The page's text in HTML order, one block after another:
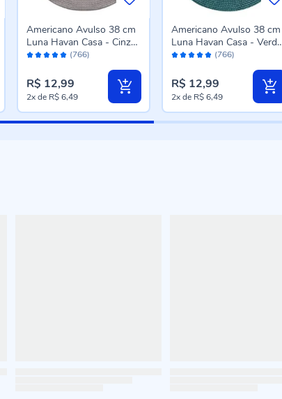
Avaliação: (766)
Americano Avulso 38 cm
Luna Havan Casa - Cinza
Amianto
R$ 12,99
2xde R$ 6,49
Avaliação: (766)
Americano Avulso 38 cm
Luna Havan Casa - Verde
Botânico
R$ 12,99
2xde R$ 6,49